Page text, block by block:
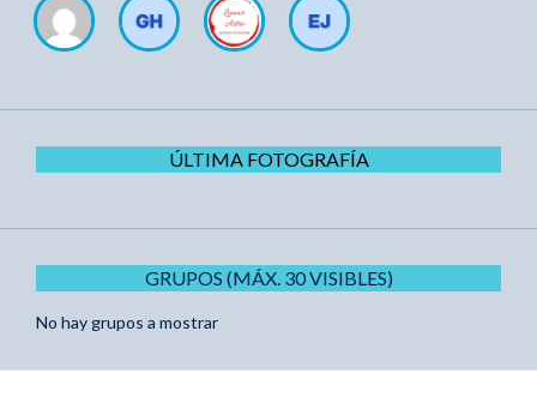
ÚLTIMA FOTOGRAFÍA
GRUPOS (MÁX. 30 VISIBLES)
No hay grupos a mostrar